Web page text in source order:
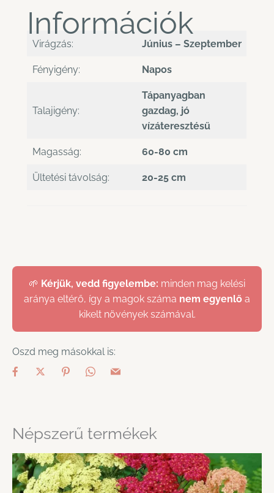
Információk
Virágzás: Június – Szeptember
Fényigény: Napos
Talajigény:
Tápanyagban
gazdag, jó
vízáteresztésű
Magasság: 60-80 cm
Ültetési távolság: 20-25 cm
🌱 Kérjük, vedd figyelembe: minden mag kelési
aránya eltérő, így a magok száma nem egyenlő a
kikelt növények számával.
Oszd meg másokkal is:
Népszerű termékek